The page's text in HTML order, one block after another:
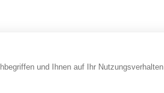
und Ihnen auf Ihr Nutzungsverhalten